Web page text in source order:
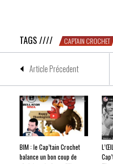
TAGS //// CAPTAIN CROCHET
Article Précedent
BIM : le Cap’tain Crochet
balance un bon coup de